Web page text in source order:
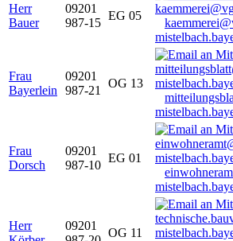
Herr
Bauer
09201
987-15
EG 05
Frau
Bayerlein
09201
987-21
OG 13
Frau
Dorsch
09201
987-10
EG 01
Herr
09201
OG 11